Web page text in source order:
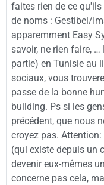
faites rien de ce
de noms : Gestibel/
apparemment Easy
savoir, ne rien faire, …
partie) en Tunisie au
sociaux, vous
passe de la bonne
building. Ps si les
précédent, que nous
croyez pas.
(qui existe depuis un
devenir eux-mêmes
concerne pas cela,